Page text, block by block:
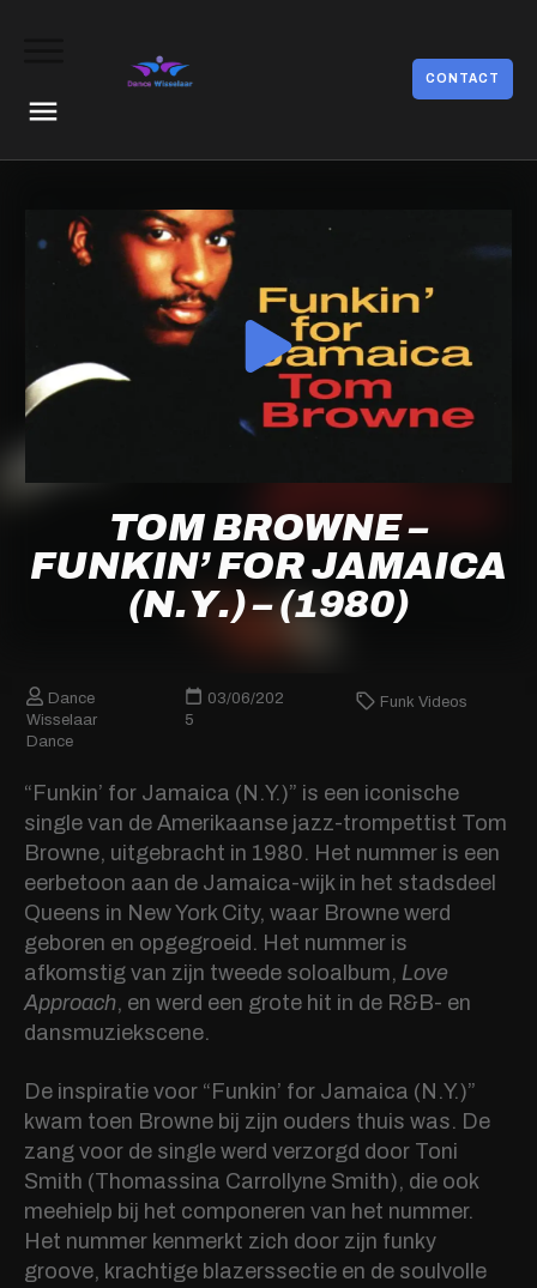
CONTACT
TOM BROWNE –
FUNKIN’ FOR JAMAICA
(N.Y.) – (1980)
Dance
Wisselaar
Dance
03/06/202
5
Funk Videos
“Funkin’ for Jamaica (N.Y.)” is een iconische
single van de Amerikaanse jazz-trompettist Tom
Browne, uitgebracht in 1980. Het nummer is een
eerbetoon aan de Jamaica-wijk in het stadsdeel
Queens in New York City, waar Browne werd
geboren en opgegroeid. Het nummer is
afkomstig van zijn tweede soloalbum, Love
Approach, en werd een grote hit in de R&B- en
dansmuziekscene.
De inspiratie voor “Funkin’ for Jamaica (N.Y.)”
kwam toen Browne bij zijn ouders thuis was. De
zang voor de single werd verzorgd door Toni
Smith (Thomassina Carrollyne Smith), die ook
meehielp bij het componeren van het nummer.
Het nummer kenmerkt zich door zijn funky
groove, krachtige blazerssectie en de soulvolle